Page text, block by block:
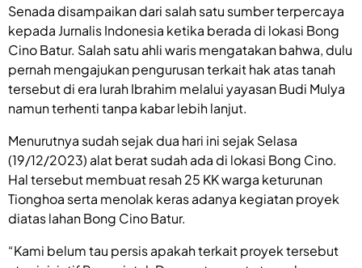
Senada disampaikan dari salah satu sumber terpercaya
kepada Jurnalis Indonesia ketika berada di lokasi Bong
Cino Batur. Salah satu ahli waris mengatakan bahwa, dulu
pernah mengajukan pengurusan terkait hak atas tanah
tersebut di era lurah Ibrahim melalui yayasan Budi Mulya
namun terhenti tanpa kabar lebih lanjut.
Menurutnya sudah sejak dua hari ini sejak Selasa
(19/12/2023) alat berat sudah ada di lokasi Bong Cino.
Hal tersebut membuat resah 25 KK warga keturunan
Tionghoa serta menolak keras adanya kegiatan proyek
diatas lahan Bong Cino Batur.
“Kami belum tau persis apakah terkait proyek tersebut